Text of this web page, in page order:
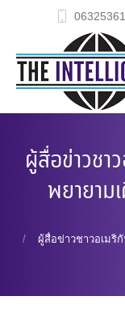
ผู้สื่อข่าวช
พยายาม
ผู้สื่อข่าวชาวอเมริ